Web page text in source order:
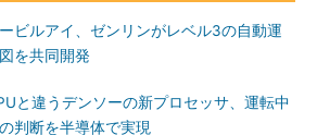
ビルアイ、ゼンリンがレベル3の自動運
を共同開発
と違うデンソーの新プロセッサ、運転中
判断を半導体で実現